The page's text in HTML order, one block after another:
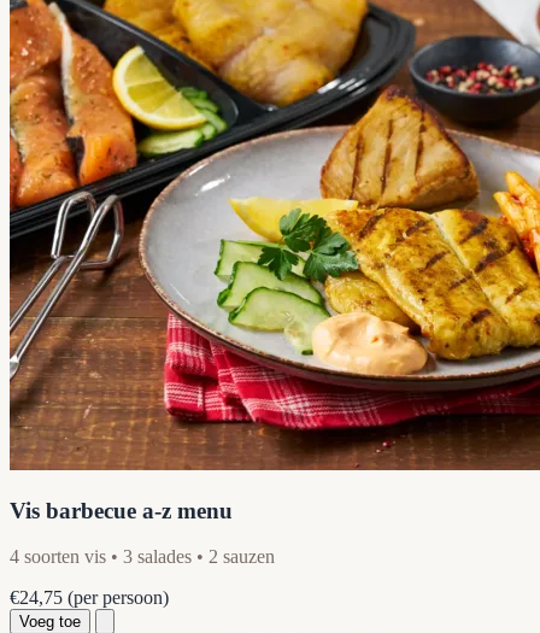
Vis barbecue a-z menu
4 soorten vis • 3 salades • 2 sauzen
€24,75 (per persoon)
Voeg toe